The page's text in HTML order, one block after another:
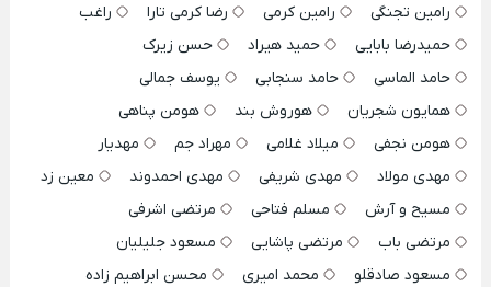
رامین تجنگی
رامین کرمی رضا کرمی تارا
راغب
حمیدرضا بابایی
حمید هیراد
حسن زیرک
حامد الماسی
حامد سنجابی
یوسف جمالی
همایون شجریان
هوروش بند
هومن پناهی
هومن نجفی
میلاد غلامی مهراد جم
مهدیار
مهدی مولاد
مهدی شریفی مهدی احمدوند
معین زد
مسیح و آرش
مسلم فتاحی
مرتضی اشرفی
مرتضی باب
مرتضی پاشایی
مسعود جلیلیان
مسعود صادقلو
محمد امیری
محسن ابراهیم زاده